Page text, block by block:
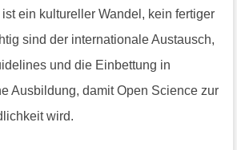
ein kultureller Wandel, kein fertiger
sind der internationale Austausch,
und die Einbettung in
Ausbildung, damit Open Science zur
wird.